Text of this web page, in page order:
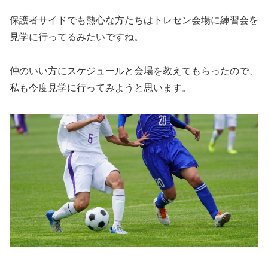
保護者サイドでも熱心な方たちはトレセン会場に練習会を
見学に行ってるみたいですね。
仲のいい方にスケジュールと会場を教えてもらったので、
私も今度見学に行ってみようと思います。